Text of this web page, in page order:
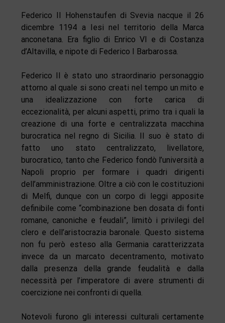
Federico II Hohenstaufen di Svevia nacque il 26
dicembre 1194 a Iesi nel territorio della Marca
anconetana. Era figlio di Enrico VI e di Costanza
d’Altavilla, e nipote di Federico I Barbarossa.
Federico II è stato uno straordinario personaggio
attorno al quale si sono creati nel tempo un mito e
una idealizzazione con forte carica di
eccezionalità, per alcuni aspetti, primo tra i quali la
creazione di una forte e centralizzata macchina
burocratica nel regno di Sicilia. Il suo è stato di
fatto uno stato centralizzato, livellatore,
burocratico, tanto che Federico fondò l’università a
Napoli proprio per formare i quadri dirigenti
dell’amministrazione. Oltre a ciò con le costituzioni
di Melfi, dunque con un corpo di leggi apposite
definibile come “combinazione ben dosata di fonti
romane, canoniche e feudali”, limitò i privilegi del
clero e dell’aristocrazia baronale. Questo sistema
non fu però esteso alla Germania caratterizzata
invece da un marcato decentramento, motivato
dalla presenza della grande feudalità e dalla
necessità per l’imperatore di avere strumenti di
coercizione nei confronti di quella.
Notevoli furono gli interessi culturali certamente